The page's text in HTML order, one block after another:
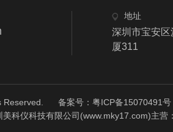
地址
深圳市宝安
厦311
备案号：粤ICP备15070491号
美科仪科技有限公司(www.mky17.com)主营